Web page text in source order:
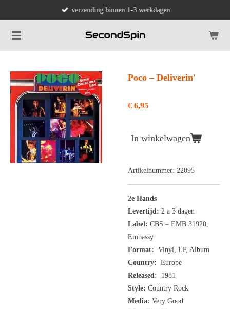
naar
de
verzending binnen 1-3 werkdagen
Poco – Deliverin'
€ 6,95
In winkelwagen
Artikelnummer: 22095
2e Hands
Levertijd: 2 a 3 dagen
Label: CBS ‎– EMB 31920,
Embassy
Format: Vinyl, LP, Album
Country: Europe
Released: 1981
Style: Country Rock
Media: Very Good